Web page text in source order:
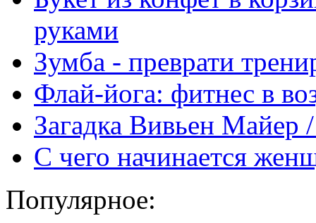
руками
Зумба - преврати
Флай-йога: фитнес в
Загадка Вивьен
С чего начинается
Популярное: